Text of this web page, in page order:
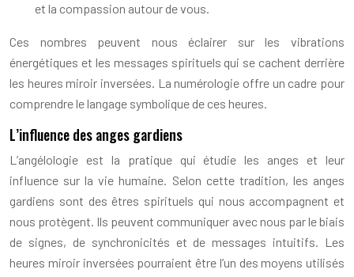
et la compassion autour de vous.
Ces nombres peuvent nous éclairer sur les vibrations
énergétiques et les messages spirituels qui se cachent derrière
les heures miroir inversées. La numérologie offre un cadre pour
comprendre le langage symbolique de ces heures.
L’influence des anges gardiens
L’angélologie est la pratique qui étudie les anges et leur
influence sur la vie humaine. Selon cette tradition, les anges
gardiens sont des êtres spirituels qui nous accompagnent et
nous protègent. Ils peuvent communiquer avec nous par le biais
de signes, de synchronicités et de messages intuitifs. Les
heures miroir inversées pourraient être l’un des moyens utilisés